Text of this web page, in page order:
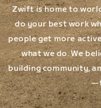
Zwift is home to
do your best work
people get more
what we do. We
building community,